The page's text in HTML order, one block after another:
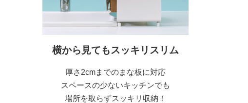
横から見てもスッキリスリム
厚さ2cmまでのまな板に対応
スペースの少ないキッチンでも
場所を取らずスッキリ収納！